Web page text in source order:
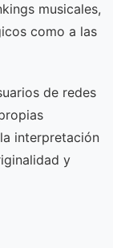
musicales,
como a las
de redes
interpretación
y